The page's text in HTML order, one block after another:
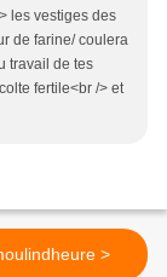
les vestiges des
de farine/ coulera
travail de tes
fertile<br /> et
7ème moulindheure >